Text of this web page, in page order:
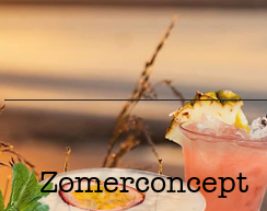
Zomerconcept